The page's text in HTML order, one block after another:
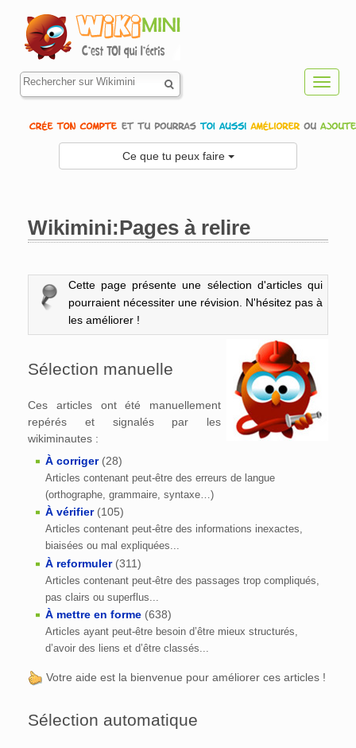
Ce que tu peux faire
Wikimini:Pages à relire
Cette page présente une sélection d'articles qui
pourraient nécessiter une révision. N'hésitez pas à
les améliorer !
Sélection manuelle
Ces articles ont été manuellement
repérés et signalés par les
wikiminautes :
À corriger(28)
Articles contenant peut-être des erreurs de langue
(orthographe, grammaire, syntaxe…)
À vérifier(105)
Articles contenant peut-être des informations inexactes,
biaisées ou mal expliquées...
À reformuler(311)
Articles contenant peut-être des passages trop compliqués,
pas clairs ou superflus...
À mettre en forme (638)
Articles ayant peut-être besoin d’être mieux structurés,
d’avoir des liens et d’être classés...
Votre aide est la bienvenue pour améliorer ces articles !
Sélection automatique